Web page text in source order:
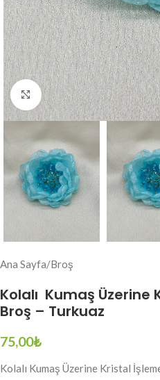
Click to enlarge
Ana Sayfa/Broş
Kolalı Kumaş
Broş – Turkuaz
75,00₺
Kolalı Kumaş Üzerine Kristal